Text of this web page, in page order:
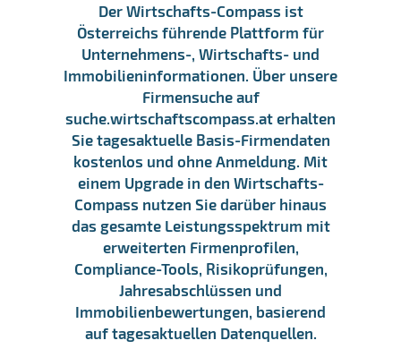
Der Wirtschafts-Compass ist
Österreichs führende Plattform für
Unternehmens-, Wirtschafts- und
Immobilieninformationen. Über unsere
Firmensuche auf
suche.wirtschaftscompass.at erhalten
Sie tagesaktuelle Basis-Firmendaten
kostenlos und ohne Anmeldung. Mit
einem Upgrade in den Wirtschafts-
Compass nutzen Sie darüber hinaus
das gesamte Leistungsspektrum mit
erweiterten Firmenprofilen,
Compliance-Tools, Risikoprüfungen,
Jahresabschlüssen und
Immobilienbewertungen, basierend
auf tagesaktuellen Datenquellen.